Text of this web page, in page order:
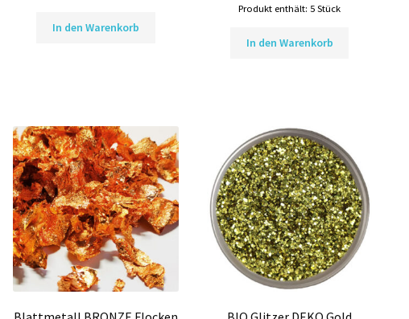
In den Warenkorb
Produkt enthält: 5Stück
In den Warenkorb